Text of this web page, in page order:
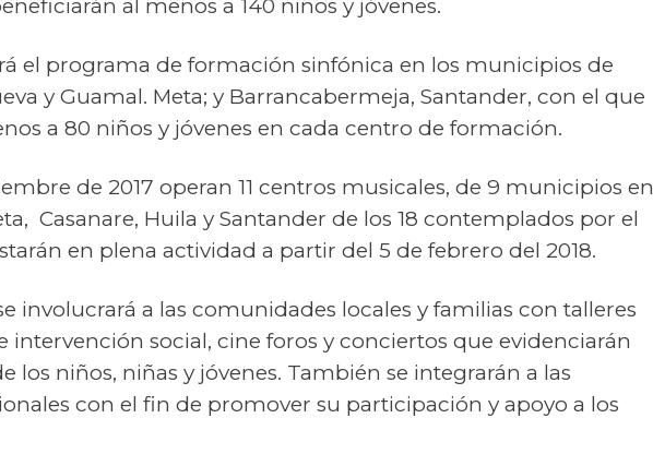
al menos a 140 niños y jóvenes.
el programa de formación sinfónica en los municipios de
y Guamal. Meta; y Barrancabermeja, Santander, con el que
a 80 niños y jóvenes en cada centro de formación.
de 2017 operan 11 centros musicales, de 9 municipios en
Casanare, Huila y Santander de los 18 contemplados por el
en plena actividad a partir del 5 de febrero del 2018.
involucrará a las comunidades locales y familias con talleres
intervención social, cine foros y conciertos que evidenciarán
los niños, niñas y jóvenes. También se integrarán a las
con el fin de promover su participación y apoyo a los